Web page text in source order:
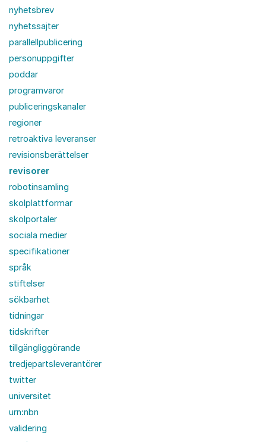
nyhetsbrev
nyhetssajter
parallellpublicering
personuppgifter
poddar
programvaror
publiceringskanaler
regioner
retroaktiva leveranser
revisionsberättelser
revisorer
robotinsamling
skolplattformar
skolportaler
sociala medier
specifikationer
språk
stiftelser
sökbarhet
tidningar
tidskrifter
tillgängliggörande
tredjepartsleverantörer
twitter
universitet
urn:nbn
validering